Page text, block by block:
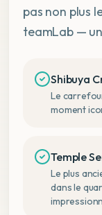
pas non plus
teamLab —
Shibuya
Le
moment
Temple
Le plus
dans le